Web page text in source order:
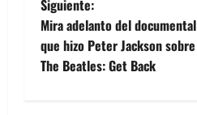
v
e
Siguiente:
Mira adelanto del documental
que hizo Peter Jackson sobre
The Beatles: Get Back